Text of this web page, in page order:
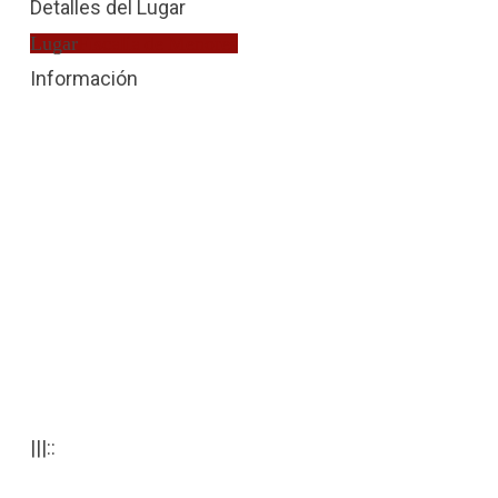
Detalles del Lugar
LugarFiscalía de Menores
Información
|||::